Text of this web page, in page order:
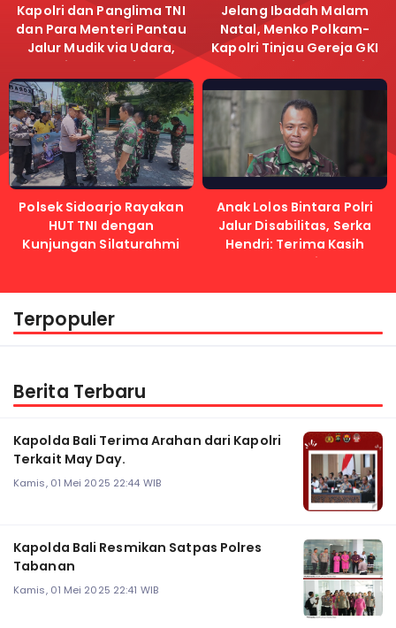
Kapolri dan Panglima TNI
dan Para Menteri Pantau
Jalur Mudik via Udara,
Pastikan Lalu Lintas
Lancar
Jelang Ibadah Malam
Natal, Menko Polkam-
Kapolri Tinjau Gereja GKI
Samanhudi dan Gereja
Immanuel
Polsek Sidoarjo Rayakan
HUT TNI dengan
Kunjungan Silaturahmi
Anak Lolos Bintara Polri
Jalur Disabilitas, Serka
Hendri: Terima Kasih
Kapolri
Terpopuler
Berita Terbaru
Kapolda Bali Terima Arahan dari Kapolri
Terkait May Day.
Kamis, 01 Mei 2025 22:44 WIB
Kapolda Bali Resmikan Satpas Polres
Tabanan
Kamis, 01 Mei 2025 22:41 WIB